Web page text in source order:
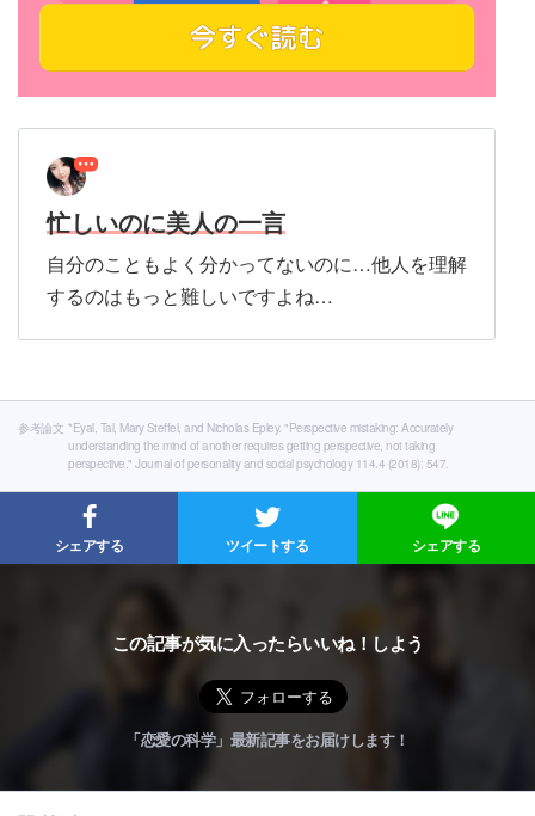
忙しいのに美人の一言
自分のこともよく分かってないのに…他人を理解
するのはもっと難しいですよね…
参考論文 *Eyal, Tal, Mary Steffel, and Nicholas Epley. "Perspective mistaking: Accurately
understanding the mind of another requires getting perspective, not taking
perspective." Journal of personality and social psychology 114.4 (2018): 547.
シェアする ツイートする シェアする
この記事が気に入ったらいいね！しよう
「恋愛の科学」最新記事をお届けします！